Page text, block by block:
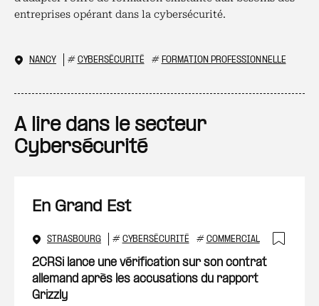
entreprises opérant dans la cybersécurité.
NANCY # CYBERSÉCURITÉ # FORMATION PROFESSIONNELLE
A lire dans le secteur
Cybersécurité
En Grand Est
STRASBOURG # CYBERSÉCURITÉ # COMMERCIAL
2CRSi lance une vérification sur son contrat
allemand après les accusations du rapport
Grizzly